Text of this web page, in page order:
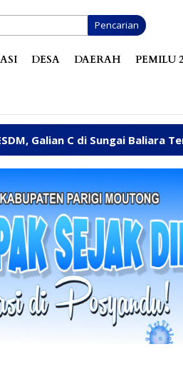
Pencarian
DESA DAERAH PEMILU
Baliara Terus Beroperasi